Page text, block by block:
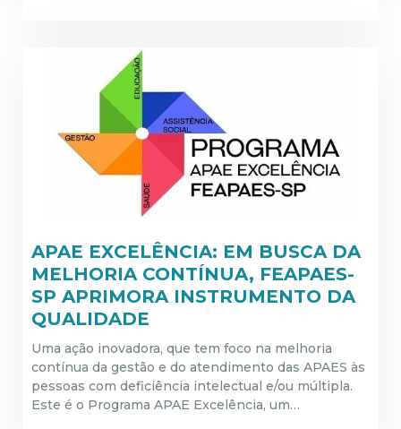
APAE EXCELÊNCIA: EM BUSCA DA
MELHORIA CONTÍNUA, FEAPAES-
SP APRIMORA INSTRUMENTO DA
QUALIDADE
Uma ação inovadora, que tem foco na melhoria
contínua da gestão e do atendimento das APAES às
pessoas com deficiência intelectual e/ou múltipla.
Este é o Programa APAE Excelência, um…